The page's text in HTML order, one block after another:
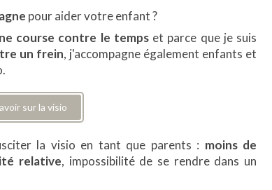
pour aider votre enfant ?
course contre le tempset parce que je suis
un frein, j'accompagne également enfants et
sur la visio
la visio en tant que parents : moins de
relative, impossibilité de se rendre dans un